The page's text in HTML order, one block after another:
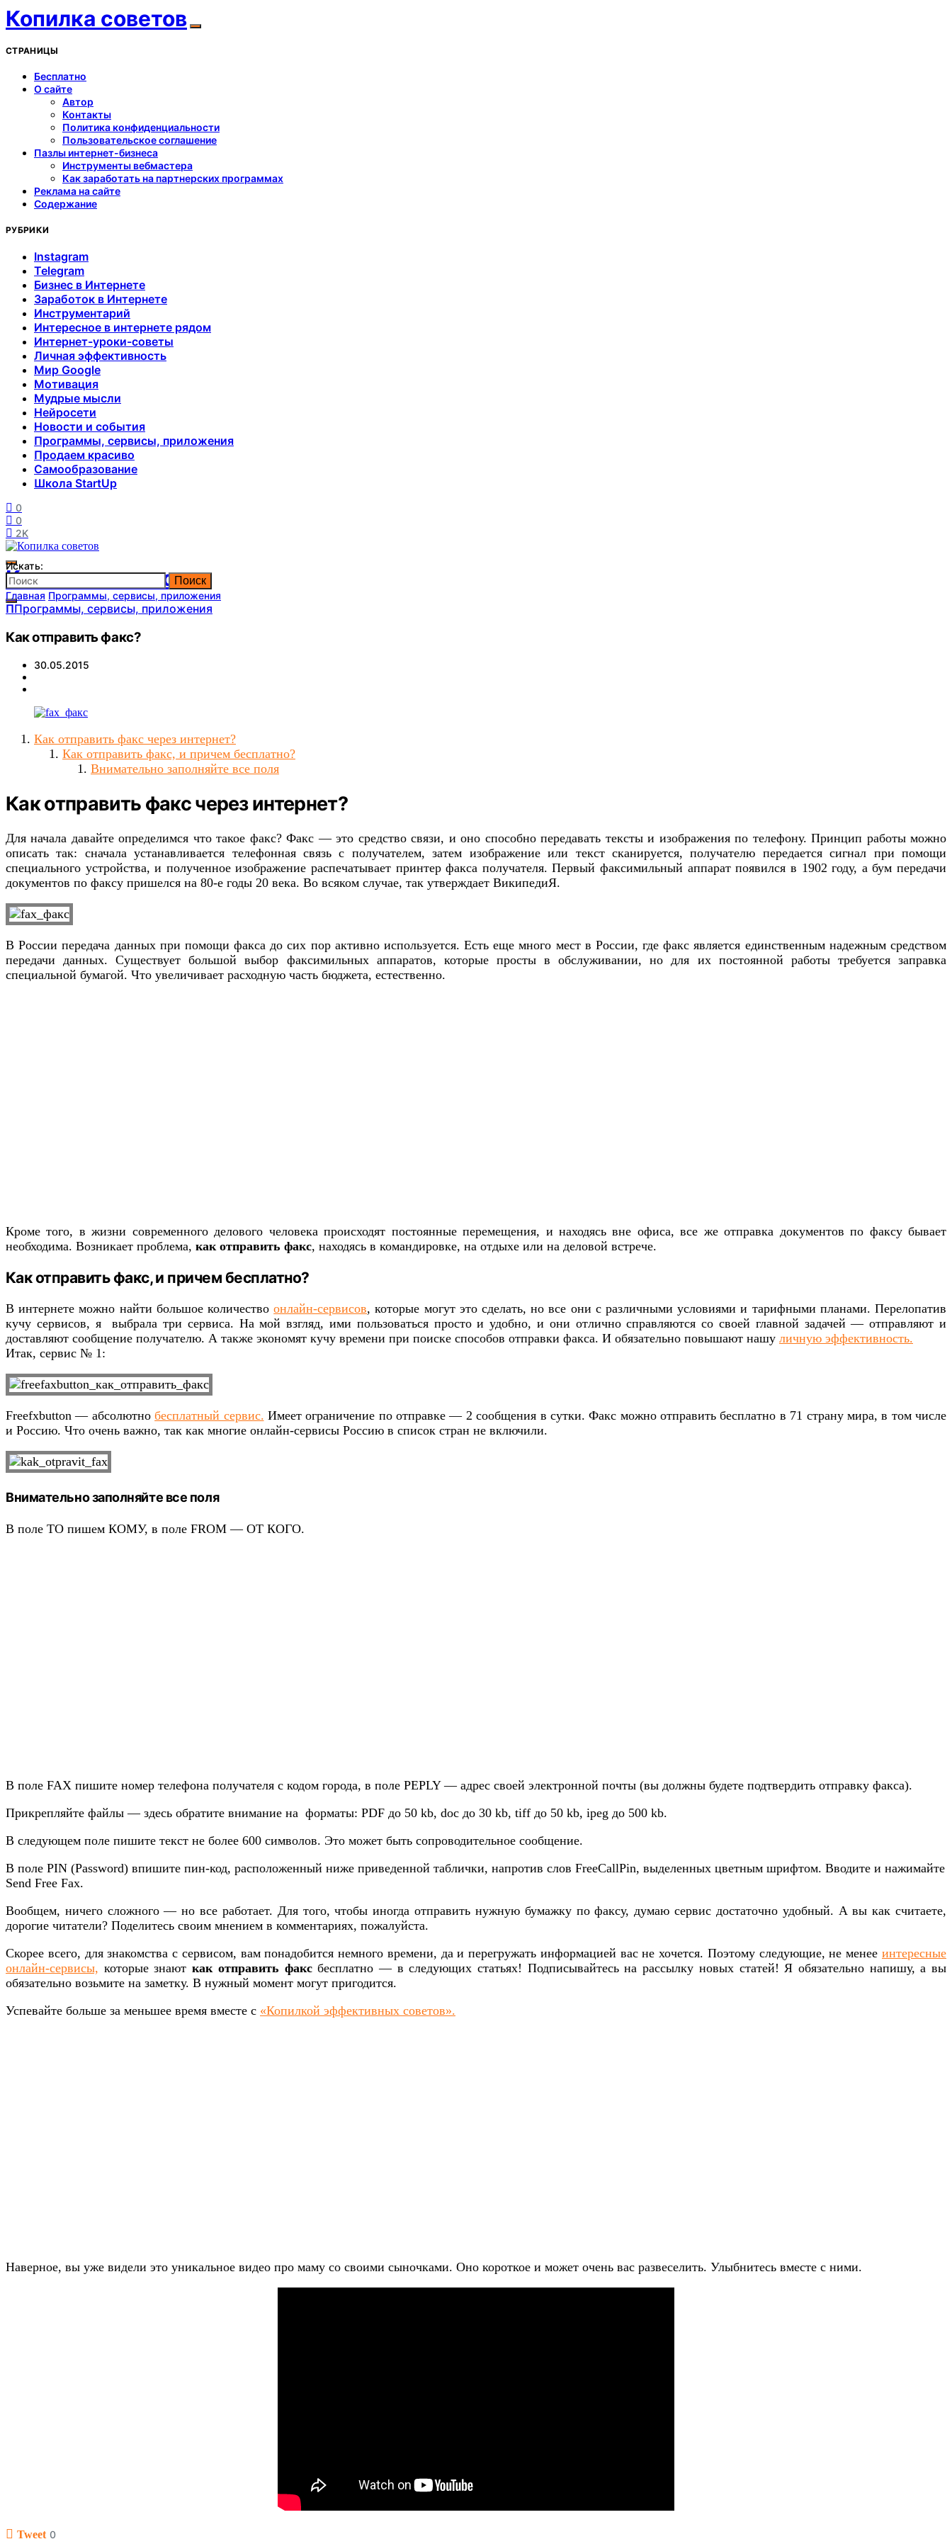
Копилка советов
СТРАНИЦЫ
Бесплатно
О сайте
Автор
Контакты
Политика конфиденциальности
Пользовательское соглашение
Пазлы интернет-бизнеса
Инструменты вебмастера
Как заработать на партнерских программах
Реклама на сайте
Содержание
РУБРИКИ
Instagram
Telegram
Бизнес в Интернете
Заработок в Интернете
Инструментарий
Интересное в интернете рядом
Интернет-уроки-советы
Личная эффективность
Мир Google
Мотивация
Мудрые мысли
Нейросети
Новости и события
Программы, сервисы, приложения
Продаем красиво
Самообразование
Школа StartUp
0
0
2K
Копилка советов
Искать:
Поиск
Главная Программы, сервисы, приложения
ППрограммы, сервисы, приложения
Как отправить факс?
30.05.2015
Как отправить факс через интернет?
Как отправить факс, и причем бесплатно?
Внимательно заполняйте все поля
Как отправить факс через интернет?
Для начала давайте определимся что такое факс? Факс — это средство связи, и оно способно передавать тексты и изображения по телефону. Принцип работы можно
описать так: сначала устанавливается телефонная связь с получателем, затем изображение или текст сканируется, получателю передается сигнал при помощи
специального устройства, и полученное изображение распечатывает принтер факса получателя. Первый факсимильный аппарат появился в 1902 году, а бум передачи
документов по факсу пришелся на 80-е годы 20 века. Во всяком случае, так утверждает ВикипедиЯ.
В России передача данных при помощи факса до сих пор активно используется. Есть еще много мест в России, где факс является единственным надежным средством
передачи данных. Существует большой выбор факсимильных аппаратов, которые просты в обслуживании, но для их постоянной работы требуется заправка
специальной бумагой. Что увеличивает расходную часть бюджета, естественно.
Кроме того, в жизни современного делового человека происходят постоянные перемещения, и находясь вне офиса, все же отправка документов по факсу бывает
необходима. Возникает проблема, как отправить факс, находясь в командировке, на отдыхе или на деловой встрече.
Как отправить факс, и причем бесплатно?
В интернете можно найти большое количествоонлайн-сервисов, которые могут это сделать, но все они с различными условиями и тарифными планами. Перелопатив
кучу сервисов, я выбрала три сервиса. На мой взгляд, ими пользоваться просто и удобно, и они отлично справляются со своей главной задачей — отправляют и
доставляют сообщение получателю. А также экономят кучу времени при поиске способов отправки факса. И обязательно повышают нашу личную эффективность.
Итак, сервис № 1:
Freefxbutton — абсолютнобесплатный сервис. Имеет ограничение по отправке — 2 сообщения в сутки. Факс можно отправить бесплатно в 71 страну мира, в том числе
и Россию. Что очень важно, так как многие онлайн-сервисы Россию в список стран не включили.
Внимательно заполняйте все поля
В поле TO пишем КОМУ, в поле FROM — ОТ КОГО.
В поле FAX пишите номер телефона получателя с кодом города, в поле PEPLY — адрес своей электронной почты (вы должны будете подтвердить отправку факса).
Прикрепляйте файлы — здесь обратите внимание на форматы: PDF до 50 kb, doc до 30 kb, tiff до 50 kb, ipeg до 500 kb.
В следующем поле пишите текст не более 600 символов. Это может быть сопроводительное сообщение.
В поле PIN (Password) впишите пин-код, расположенный ниже приведенной таблички, напротив слов FreeCallPin, выделенных цветным шрифтом. Вводите и нажимайте
Send Free Fax.
Вообщем, ничего сложного — но все работает. Для того, чтобы иногда отправить нужную бумажку по факсу, думаю сервис достаточно удобный. А вы как считаете,
дорогие читатели? Поделитесь своим мнением в комментариях, пожалуйста.
Скорее всего, для знакомства с сервисом, вам понадобится немного времени, да и перегружать информацией вас не хочется. Поэтому следующие, не менее интересные
онлайн-сервисы, которые знаюткак отправить факсбесплатно — в следующих статьях! Подписывайтесь на рассылку новых статей! Я обязательно напишу, а вы
обязательно возьмите на заметку. В нужный момент могут пригодится.
Успевайте больше за меньшее время вместе с «Копилкой эффективных советов».
Наверное, вы уже видели это уникальное видео про маму со своими сыночками. Оно короткое и может очень вас развеселить. Улыбнитесь вместе с ними.
Tweet 0